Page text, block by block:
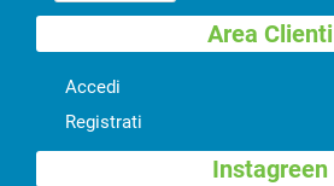
Area Clienti
Accedi
Registrati
Instagreen